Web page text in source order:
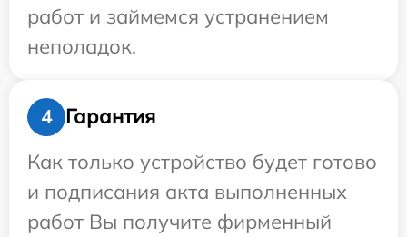
работ и займемся устранением
неполадок.
4
Гарантия
Как только устройство будет готово
и подписания акта выполненных
работ Вы получите фирменный